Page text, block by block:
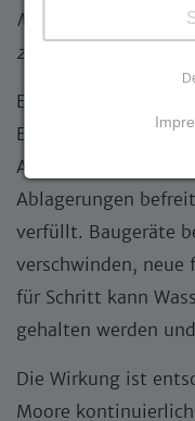
Mooren zu senken
zukünftige
Ein Moor wird
Aktuell werden
Ablagerungen
verfüllt. Baugeräte
verschwinden, neue
für Schritt kann
gehalten werden
Die Wirkung ist
Moore kontinuierlich